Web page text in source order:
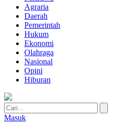
Agraria
Daerah
Pemerintah
Hukum
Ekonomi
Olahraga
Nasional
Opini
Hiburan
Masuk